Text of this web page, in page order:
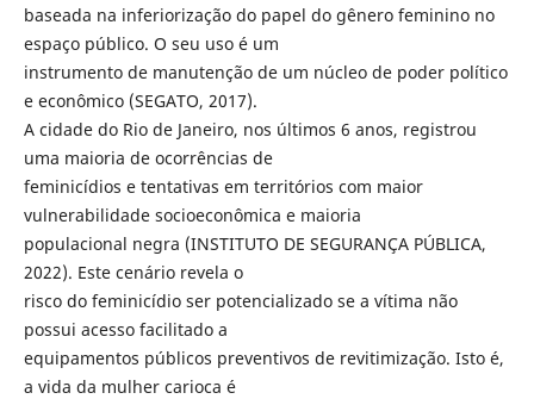
baseada na inferiorização do papel do gênero feminino no
espaço público. O seu uso é um
instrumento de manutenção de um núcleo de poder político
e econômico (SEGATO, 2017).
A cidade do Rio de Janeiro, nos últimos 6 anos, registrou
uma maioria de ocorrências de
feminicídios e tentativas em territórios com maior
vulnerabilidade socioeconômica e maioria
populacional negra (INSTITUTO DE SEGURANÇA PÚBLICA,
2022). Este cenário revela o
risco do feminicídio ser potencializado se a vítima não
possui acesso facilitado a
equipamentos públicos preventivos de revitimização. Isto é,
a vida da mulher carioca é